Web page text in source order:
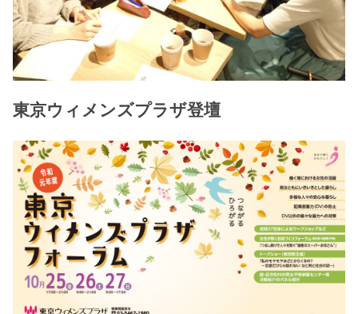
東京ウィメンズプラザ登壇